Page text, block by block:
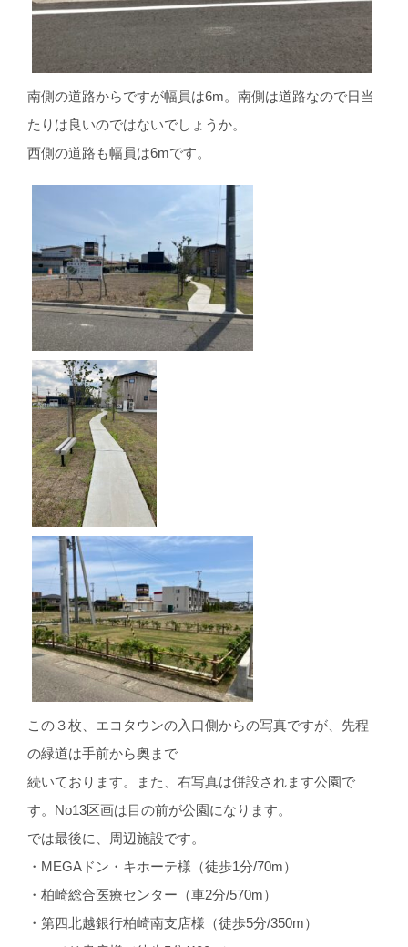
南側の道路からですが幅員は6m。南側は道路なので日当
たりは良いのではないでしょうか。
西側の道路も幅員は6mです。
この３枚、エコタウンの入口側からの写真ですが、先程
の緑道は手前から奥まで
続いております。また、右写真は併設されます公園で
す。No13区画は目の前が公園になります。
では最後に、周辺施設です。
・MEGAドン・キホーテ様（徒歩1分/70m）
・柏崎総合医療センター（車2分/570m）
・第四北越銀行柏崎南支店様（徒歩5分/350m）